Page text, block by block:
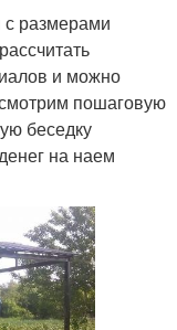
размерами
и можно
пошаговую
беседку
на наем